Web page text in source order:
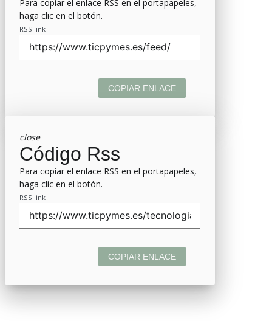
Para copiar el enlace RSS en el portapapeles,
haga clic en el botón.
RSS link
COPIAR ENLACE
close
Código Rss
Para copiar el enlace RSS en el portapapeles,
haga clic en el botón.
RSS link
COPIAR ENLACE